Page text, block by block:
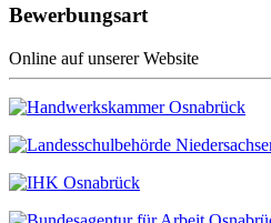
Bewerbungsart
Online auf unserer Website